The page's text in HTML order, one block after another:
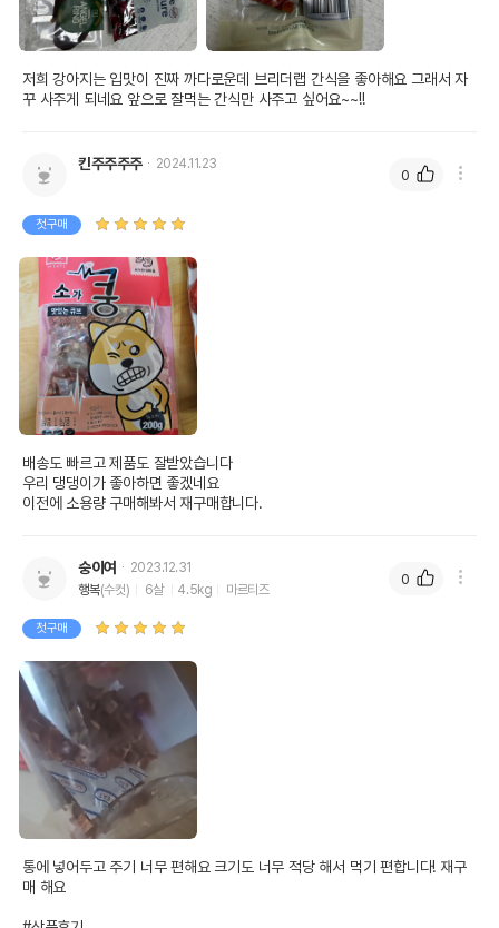
저희 강아지는 입맛이 진짜 까다로운데 브리더랩 간식을 좋아해요 그래서 자
꾸 사주게 되네요 앞으로 잘먹는 간식만 사주고 싶어요~~!!
킨주주주주 2024.11.23
첫구매
배송도 빠르고 제품도 잘받았습니다
우리 댕댕이가 좋아하면 좋겠네요
이전에 소용량 구매해봐서 재구매합니다.
0
숭이여
2023.12.31
행복(수컷) 6살 4.5kg 마르티즈
첫구매
통에 넣어두고 주기 너무 편해요 크기도 너무 적당 해서 먹기 편합니다! 재구
매 해요
0